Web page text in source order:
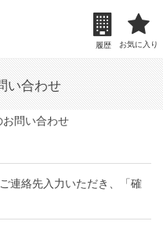
お気に入り
履歴
い合わせ
お問い合わせ
連絡先入力いただき、「確